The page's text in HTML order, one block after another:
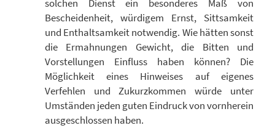
solchen Dienst ein besonderes Maß von
Bescheidenheit, würdigem Ernst, Sittsamkeit
und Enthaltsamkeit notwendig. Wie hätten sonst
die Ermahnungen Gewicht, die Bitten und
Vorstellungen Einfluss haben können? Die
Möglichkeit eines Hinweises auf eigenes
Verfehlen und Zukurzkommen würde unter
Umständen jeden guten Eindruck von vornherein
ausgeschlossen haben.